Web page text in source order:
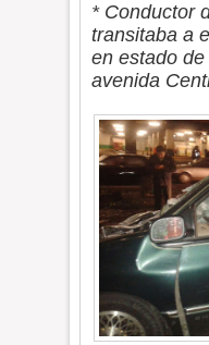
* Conductor
transitaba a
en estado
avenida